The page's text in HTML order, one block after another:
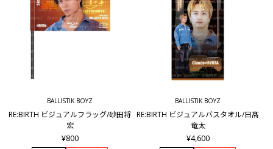
BALLISTIK BOYZ
RE:BIRTH ビジュアルフラッグ/砂田将
宏
¥800
BALLISTIK BOYZ
RE:BIRTH ビジュアルバスタオル/日髙
竜太
¥4,600